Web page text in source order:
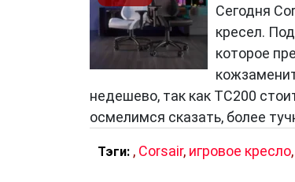
Сегодня
кресел.
которое
недешево, так как TC200
осмелимся сказать, более
Тэги: , Corsair, игровое кресло,